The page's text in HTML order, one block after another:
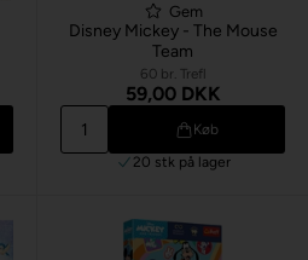
Gem
Disney Mickey - The Mouse
Team
60 br. Trefl
59,00 DKK
Køb
20 stk på lager